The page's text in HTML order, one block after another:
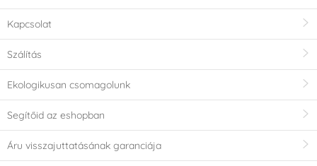
Kapcsolat
Szálítás
Ekologikusan csomagolunk
Segítőid az eshopban
Áru visszajuttatásának garanciája